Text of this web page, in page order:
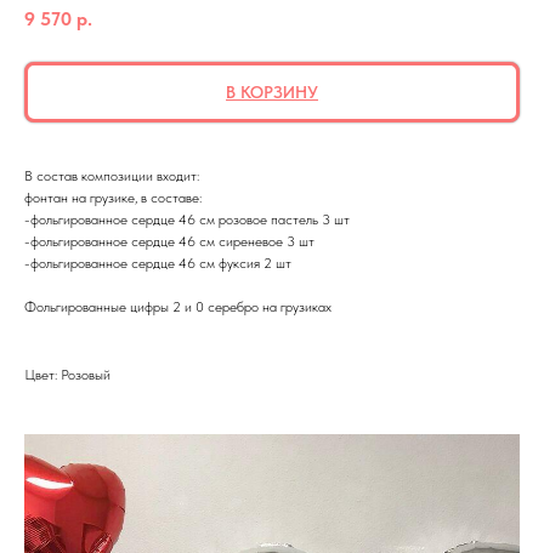
9 570 р.
В КОРЗИНУ
В состав композиции входит:
фонтан на грузике, в составе:
-фольгированное сердце 46 см розовое пастель 3 шт
-фольгированное сердце 46 см сиреневое 3 шт
-фольгированное сердце 46 см фуксия 2 шт
Фольгированные цифры 2 и 0 серебро на грузиках
Цвет: Розовый